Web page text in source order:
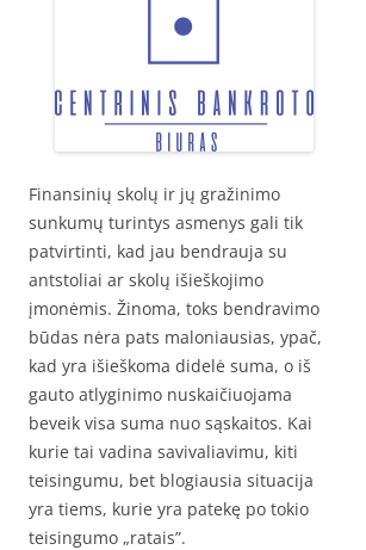
Finansinių skolų ir jų gražinimo
sunkumų turintys asmenys gali tik
patvirtinti, kad jau bendrauja su
antstoliai ar skolų išieškojimo
įmonėmis. Žinoma, toks bendravimo
būdas nėra pats maloniausias, ypač,
kad yra išieškoma didelė suma, o iš
gauto atlyginimo nuskaičiuojama
beveik visa suma nuo sąskaitos. Kai
kurie tai vadina savivaliavimu, kiti
teisingumu, bet blogiausia situacija
yra tiems, kurie yra patekę po tokio
teisingumo „ratais”.